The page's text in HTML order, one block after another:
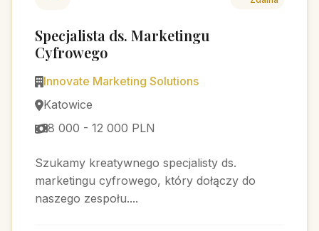
Specjalista ds. Marketingu
Cyfrowego
Innovate Marketing Solutions
Katowice
8 000 - 12 000 PLN
Szukamy kreatywnego specjalisty ds.
marketingu cyfrowego, który dołączy do
naszego zespołu....